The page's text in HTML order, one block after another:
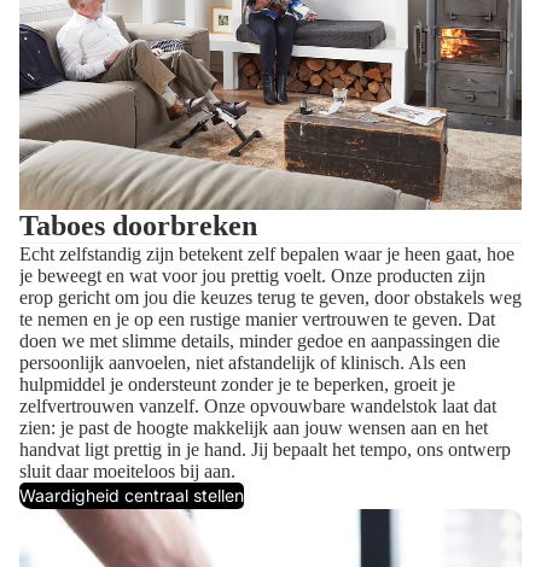
Taboes doorbreken
Echt zelfstandig zijn betekent zelf bepalen waar je heen gaat, hoe
je beweegt en wat voor jou prettig voelt. Onze producten zijn
erop gericht om jou die keuzes terug te geven, door obstakels weg
te nemen en je op een rustige manier vertrouwen te geven. Dat
doen we met slimme details, minder gedoe en aanpassingen die
persoonlijk aanvoelen, niet afstandelijk of klinisch. Als een
hulpmiddel je ondersteunt zonder je te beperken, groeit je
zelfvertrouwen vanzelf. Onze opvouwbare wandelstok laat dat
zien: je past de hoogte makkelijk aan jouw wensen aan en het
handvat ligt prettig in je hand. Jij bepaalt het tempo, ons ontwerp
sluit daar moeiteloos bij aan.
Waardigheid centraal stellen